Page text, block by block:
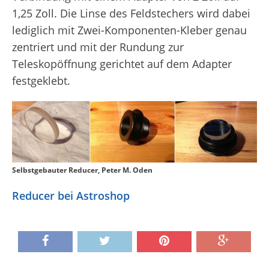
1,25 Zoll. Die Linse des Feldstechers wird dabei
lediglich mit Zwei-Komponenten-Kleber genau
zentriert und mit der Rundung zur
Teleskopöffnung gerichtet auf dem Adapter
festgeklebt.
Selbstgebauter Reducer, Peter M. Oden
Reducer bei Astroshop